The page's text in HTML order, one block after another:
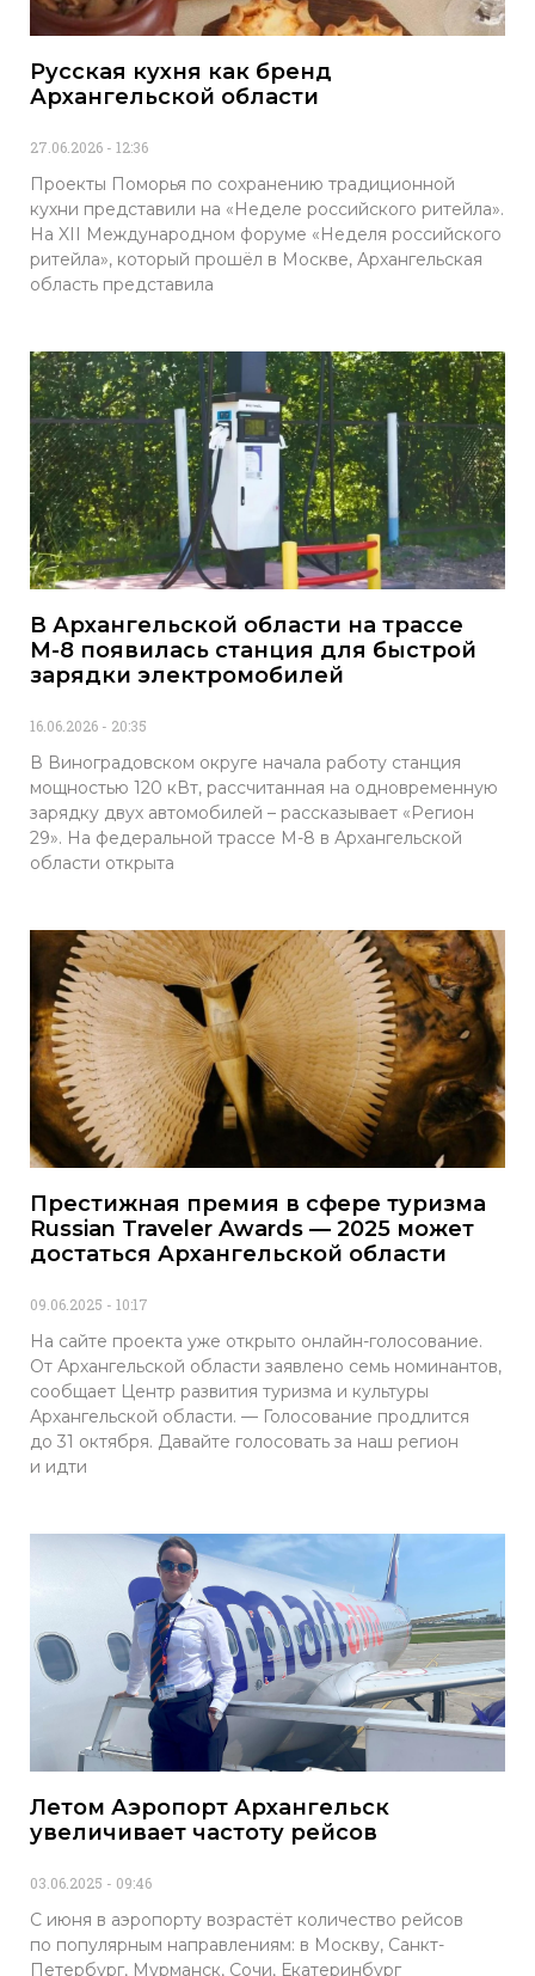
Русская кухня как бренд
Архангельской области
27.06.2026 12:36
Проекты Поморья по сохранению традиционной
кухни представили на «Неделе российского ритейла».
На XII Международном форуме «Неделя российского
ритейла», который прошёл в Москве, Архангельская
область представила
В Архангельской области на трассе
М-8 появилась станция для быстрой
зарядки электромобилей
16.06.2026 20:35
В Виноградовском округе начала работу станция
мощностью 120 кВт, рассчитанная на одновременную
зарядку двух автомобилей – рассказывает «Регион
29». На федеральной трассе М-8 в Архангельской
области открыта
Престижная премия в сфере туризма
Russian Traveler Awards — 2025 может
достаться Архангельской области
09.06.2025 10:17
На сайте проекта уже открыто онлайн-голосование.
От Архангельской области заявлено семь номинантов,
сообщает Центр развития туризма и культуры
Архангельской области. — Голосование продлится
до 31 октября. Давайте голосовать за наш регион
и идти
Летом Аэропорт Архангельск
увеличивает частоту рейсов
03.06.2025 09:46
С июня в аэропорту возрастёт количество рейсов
по популярным направлениям: в Москву, Санкт-
Петербург, Мурманск, Сочи, Екатеринбург